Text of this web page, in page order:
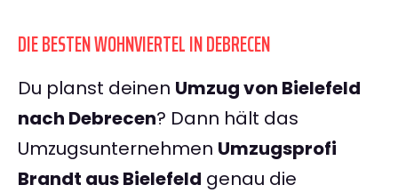
DIE BESTEN WOHNVIERTEL IN DEBRECEN
Du planst deinen Umzug von Bielefeld
nach Debrecen? Dann hält das
Umzugsunternehmen Umzugsprofi
Brandt aus Bielefeld genau die